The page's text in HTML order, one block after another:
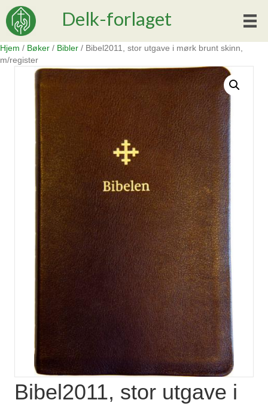
Delk-forlaget
Hjem / Bøker / Bibler / Bibel2011, stor utgave i mørk brunt skinn,
m/register
Bibel2011, stor utgave i